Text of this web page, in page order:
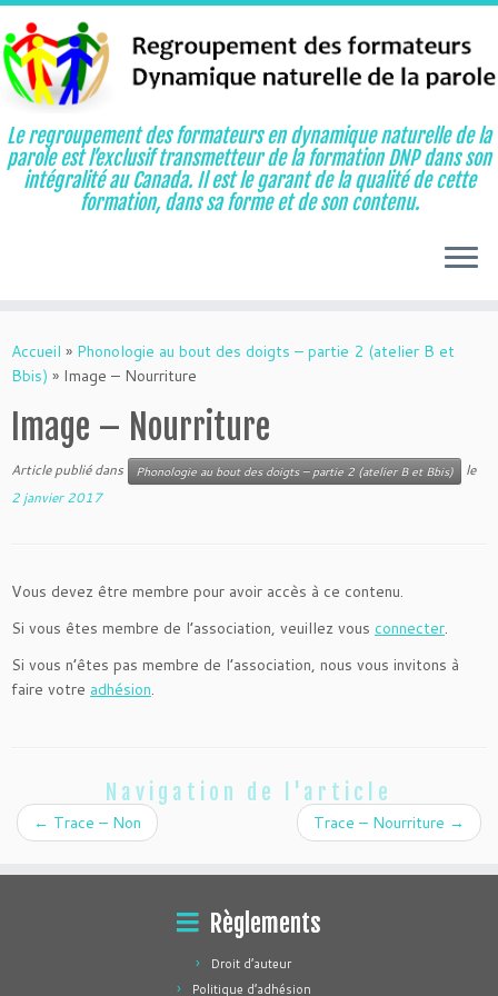
au
contenu
Le regroupement des formateurs en dynamique naturelle de la
parole est l’exclusif transmetteur de la formation DNP dans son
intégralité au Canada. Il est le garant de la qualité de cette
formation, dans sa forme et de son contenu.
Accueil » Phonologie au bout des doigts – partie 2 (atelier B et
Bbis) » Image – Nourriture
Image – Nourriture
Article publié dans Phonologie au bout des doigts – partie 2 (atelier B et Bbis)
le
2 janvier 2017
Vous devez être membre pour avoir accès à ce contenu.
Si vous êtes membre de l’association, veuillez vous connecter.
Si vous n’êtes pas membre de l’association, nous vous invitons à
faire votre adhésion.
Navigation de l'article
← Trace – Non Trace – Nourriture →
Règlements
Droit d’auteur
Politique d’adhésion